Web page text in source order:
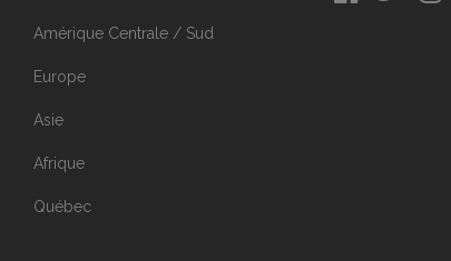
Amérique Centrale / Sud
Europe
Asie
Afrique
Québec